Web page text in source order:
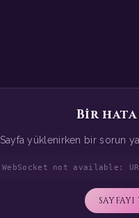
Bir
Sayfa yüklenirken bir sorun
WebSocket not available:
SAYFAYI